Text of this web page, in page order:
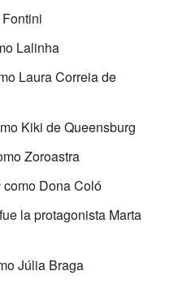
Lalinha
Laura Correia de
Kiki de Queensburg
Zoroastra
como Dona Coló
la protagonista Marta
Júlia Braga